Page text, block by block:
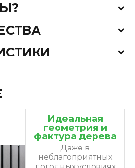
Идеальная
геометрия и
фактура дерева
Даже в
неблагоприятных